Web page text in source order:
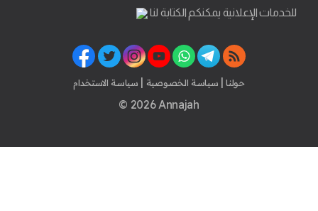
للخدمات الإعلانية يمكنكم الكتابة لنا
حولنا | سياسة الخصوصية | سياسة الاستخدام
© 2026 Annajah